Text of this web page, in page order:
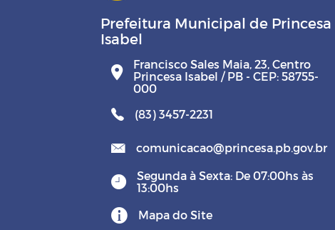
Prefeitura Municipal de Princesa
Isabel
Francisco Sales Maia, 23, Centro
Princesa Isabel / PB - CEP: 58755-
000
(83) 3457-2231
comunicacao@princesa.pb.gov.br
Segunda à Sexta: De 07:00hs às
13:00hs
Mapa do Site